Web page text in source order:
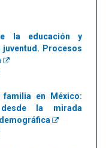
la educación y
Procesos
familia en México:
la mirada